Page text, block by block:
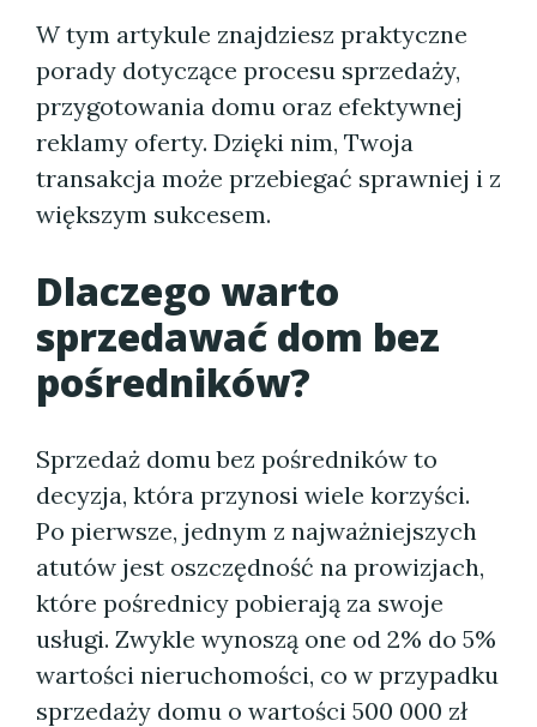
W tym artykule znajdziesz praktyczne
porady dotyczące procesu sprzedaży,
przygotowania domu oraz efektywnej
reklamy oferty. Dzięki nim, Twoja
transakcja może przebiegać sprawniej i z
większym sukcesem.
Dlaczego warto
sprzedawać dom bez
pośredników?
Sprzedaż domu bez pośredników to
decyzja, która przynosi wiele korzyści.
Po pierwsze, jednym z najważniejszych
atutów jest oszczędność na prowizjach,
które pośrednicy pobierają za swoje
usługi. Zwykle wynoszą one od 2% do 5%
wartości nieruchomości, co w przypadku
sprzedaży domu o wartości 500 000 zł